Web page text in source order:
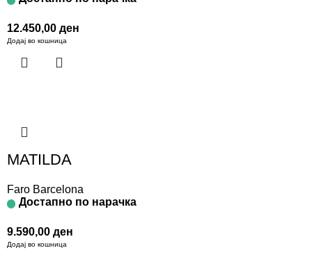
12.450,00 ден
Додај во кошница
MATILDA
Faro Barcelona
Достапно по нарачка
9.590,00 ден
Додај во кошница